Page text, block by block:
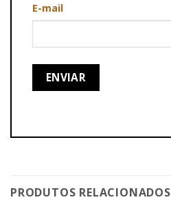
E-mail
PRODUTOS RELACIONADOS